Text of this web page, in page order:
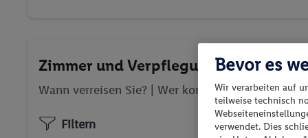
Zimmer und Verpflegung wählen
Wann verreisen Sie? | Wer kommt mit?| Wo geht
Filtern
Bevor es
Wir verarbeiten auf
teilweise technisch
verwendet. Dies